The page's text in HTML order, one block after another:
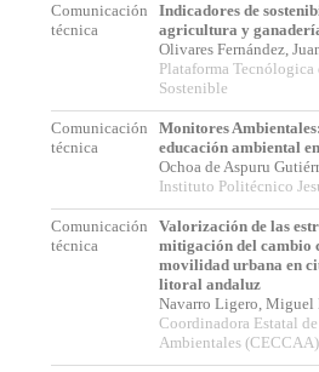
Comunicación
técnica
Indicadores de
agricultura y
Olivares Fernández,
Plataforma
Sostenible
Comunicación
técnica
Monitores
educación ambiental
Ochoa de Aspuru
Instituto Politécnico
Comunicación
técnica
Valorización de las
mitigación del cambio
movilidad urbana en
litoral andaluz
Navarro Ligero, Miguel
Coordinadora Estatal
Ambientales (CECCAA)